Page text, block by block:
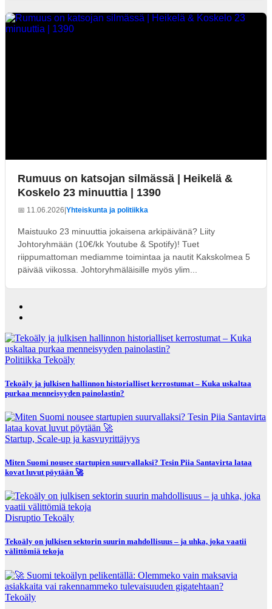
Rumuus on katsojan silmässä | Heikelä &
Koskelo 23 minuuttia | 1390
📅 11.06.2026|Yhteiskunta ja politiikka
Maistuuko 23 minuuttia jokaisena arkipäivänä? Liity
Johtoryhmään (10€/kk Youtube & Spotify)! Tuet
riippumattoman mediamme toimintaa ja nautit Kakskolmea 5
päivää viikossa. Johtoryhmäläisille myös ylim...
Politiikka Tekoäly
Tekoäly ja julkisen hallinnon historialliset kerrostumat – Kuka uskaltaa
purkaa menneisyyden painolastin?
Startup, Scale-up ja kasvuyrittäjyys
Miten Suomi nousee startupien suurvallaksi? Tesin Piia Santavirta lataa
kovat luvut pöytään 🚀
Disruptio Tekoäly
Tekoäly on julkisen sektorin suurin mahdollisuus – ja uhka, joka vaatii
välittömiä tekoja
Tekoäly